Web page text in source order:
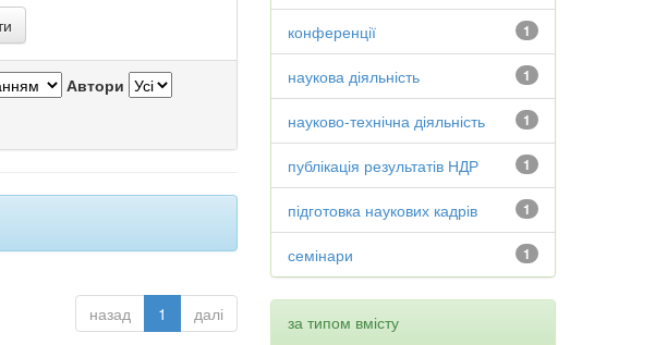
Автори
назад 1 далі
1
конференції
1
наукова діяльність
1
науково-технічна діяльність
1
публікація результатів НДР
1
підготовка наукових кадрів
1
семінари
за типом вмісту